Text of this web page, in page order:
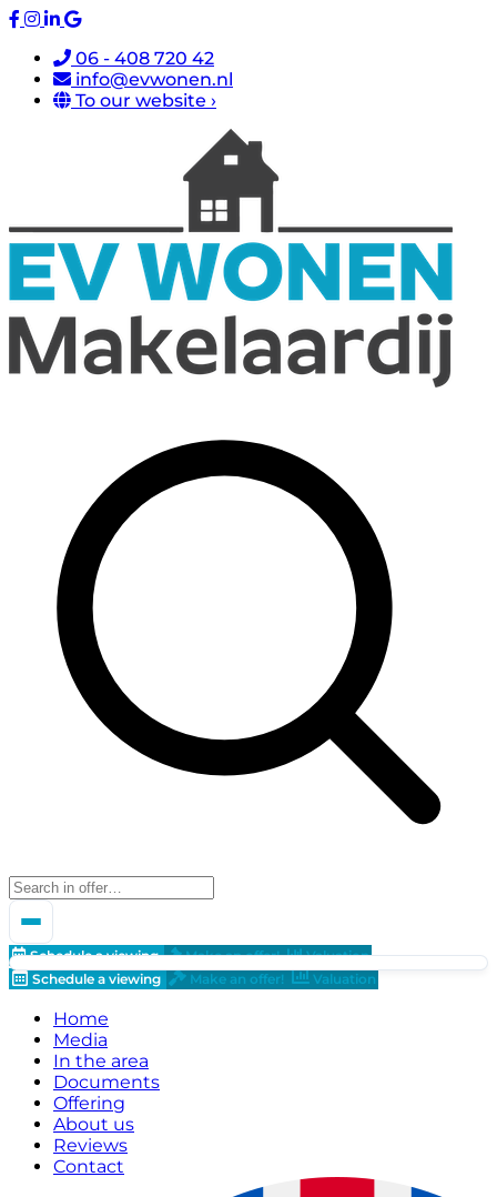
06 - 408 720 42
info@evwonen.nl
To our website ›
Schedule a viewing Make an offer!
Valuation
Schedule a viewing
Make an offer! Valuation
Home
Media
In the area
Documents
Offering
About us
Reviews
Contact